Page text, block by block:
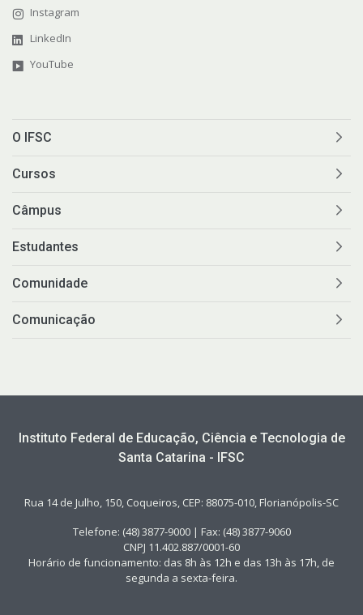
Instagram
LinkedIn
YouTube
O IFSC
Cursos
Câmpus
Estudantes
Comunidade
Comunicação
Instituto Federal de Educação, Ciência e Tecnologia de
Santa Catarina - IFSC
Rua 14 de Julho, 150, Coqueiros, CEP: 88075-010, Florianópolis-SC
Telefone: (48) 3877-9000 | Fax: (48) 3877-9060
CNPJ 11.402.887/0001-60
Horário de funcionamento: das 8h às 12h e das 13h às 17h, de
segunda a sexta-feira.